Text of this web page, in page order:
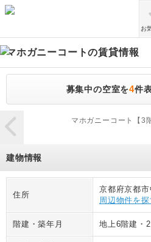
お
マホガニーコートの賃貸情報
募集中の空室を4件
マホガニーコート【3
建物情報
住所
京都府京都
周辺物件を探
階建・築年月 地上6階建 ・